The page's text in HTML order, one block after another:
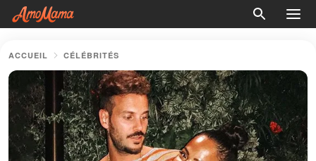
ACCUEIL CÉLÉBRITÉS